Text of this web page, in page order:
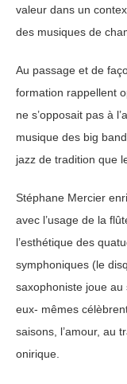
valeur dans un
des musiques de
Au passage et de
formation rappellent
ne s’opposait pas à
musique des big
jazz de tradition que
Stéphane Mercier
avec l’usage de la
l’esthétique des
symphoniques (le
saxophoniste joue
eux- mêmes
saisons, l’amour, au
onirique.